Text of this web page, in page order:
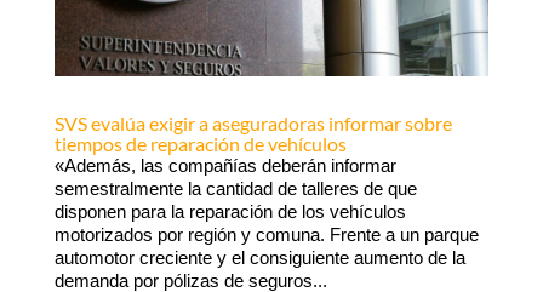
SVS evalúa exigir a aseguradoras informar sobre
tiempos de reparación de vehículos
«Además, las compañías deberán informar
semestralmente la cantidad de talleres de que
disponen para la reparación de los vehículos
motorizados por región y comuna. Frente a un parque
automotor creciente y el consiguiente aumento de la
demanda por pólizas de seguros...